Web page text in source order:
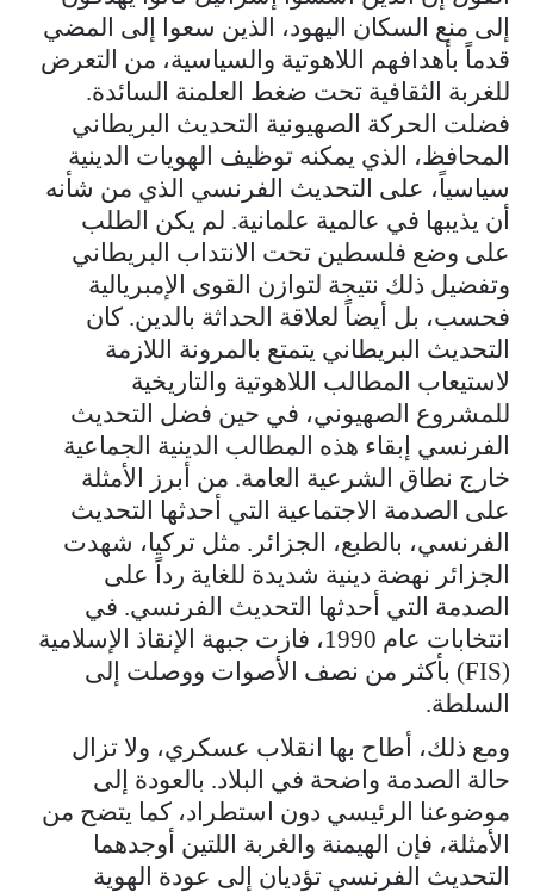
إلى منع السكان اليهود، الذين سعوا إلى المضي
قدماً بأهدافهم اللاهوتية والسياسية، من التعرض
للغربة الثقافية تحت ضغط العلمنة السائدة.
فضلت الحركة الصهيونية التحديث البريطاني
المحافظ، الذي يمكنه توظيف الهويات الدينية
سياسياً، على التحديث الفرنسي الذي من شأنه
أن يذيبها في عالمية علمانية. لم يكن الطلب
على وضع فلسطين تحت الانتداب البريطاني
وتفضيل ذلك نتيجة لتوازن القوى الإمبريالية
فحسب، بل أيضاً لعلاقة الحداثة بالدين. كان
التحديث البريطاني يتمتع بالمرونة اللازمة
لاستيعاب المطالب اللاهوتية والتاريخية
للمشروع الصهيوني، في حين فضل التحديث
الفرنسي إبقاء هذه المطالب الدينية الجماعية
خارج نطاق الشرعية العامة. من أبرز الأمثلة
على الصدمة الاجتماعية التي أحدثها التحديث
الفرنسي، بالطبع، الجزائر. مثل تركيا، شهدت
الجزائر نهضة دينية شديدة للغاية رداً على
الصدمة التي أحدثها التحديث الفرنسي. في
انتخابات عام 1990، فازت جبهة الإنقاذ الإسلامية
(FIS) بأكثر من نصف الأصوات ووصلت إلى
السلطة.
ومع ذلك، أطاح بها انقلاب عسكري، ولا تزال
حالة الصدمة واضحة في البلاد. بالعودة إلى
موضوعنا الرئيسي دون استطراد، كما يتضح من
الأمثلة، فإن الهيمنة والغربة اللتين أوجدهما
التحديث الفرنسي تؤديان إلى عودة الهوية